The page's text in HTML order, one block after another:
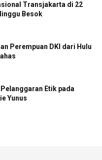
Transjakarta di 22
Besok
Perempuan DKI dari Hulu
Etik pada
Yunus